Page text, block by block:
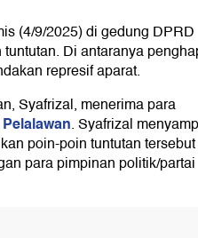
(4/9/2025) di gedung DPRD
Di antaranya
represif aparat.
Syafrizal, menerima para
. Syafrizal
poin-poin tuntutan
para pimpinan politik/partai